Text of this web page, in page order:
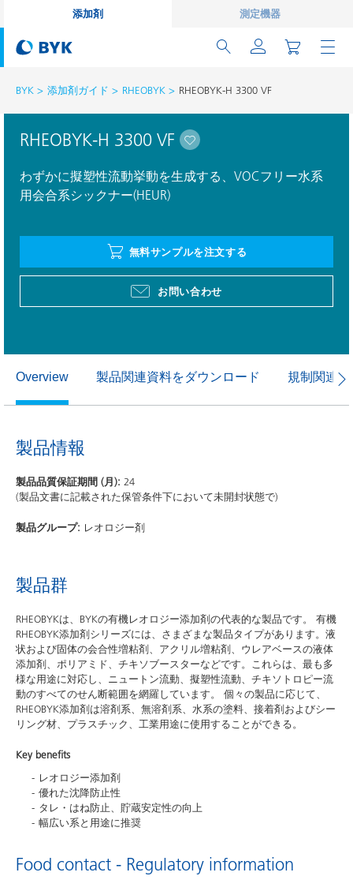
添加剤 測定機器
BYK 添加剤ガイド RHEOBYK RHEOBYK-H 3300 VF
RHEOBYK-H 3300 VF
わずかに擬塑性流動挙動を生成する、VOCフリー水系
用会合系シックナー(HEUR)
無料サンプルを注文する
お問い合わせ
Overview 製品関連資料をダウンロード 規制関連
製品情報
製品品質保証期間 (月): 24
(製品文書に記載された保管条件下において未開封状態で)
製品グループ: レオロジー剤
製品群
RHEOBYKは、BYKの有機レオロジー添加剤の代表的な製品です。 有機
RHEOBYK添加剤シリーズには、さまざまな製品タイプがあります。液
状および固体の会合性増粘剤、アクリル増粘剤、ウレアベースの液体
添加剤、ポリアミド、チキソブースターなどです。これらは、最も多
様な用途に対応し、ニュートン流動、擬塑性流動、チキソトロピー流
動のすべてのせん断範囲を網羅しています。 個々の製品に応じて、
RHEOBYK添加剤は溶剤系、無溶剤系、水系の塗料、接着剤およびシー
リング材、プラスチック、工業用途に使用することができる。
Key benefits
レオロジー添加剤
優れた沈降防止性
タレ・はね防止、貯蔵安定性の向上
幅広い系と用途に推奨
Food contact - Regulatory information